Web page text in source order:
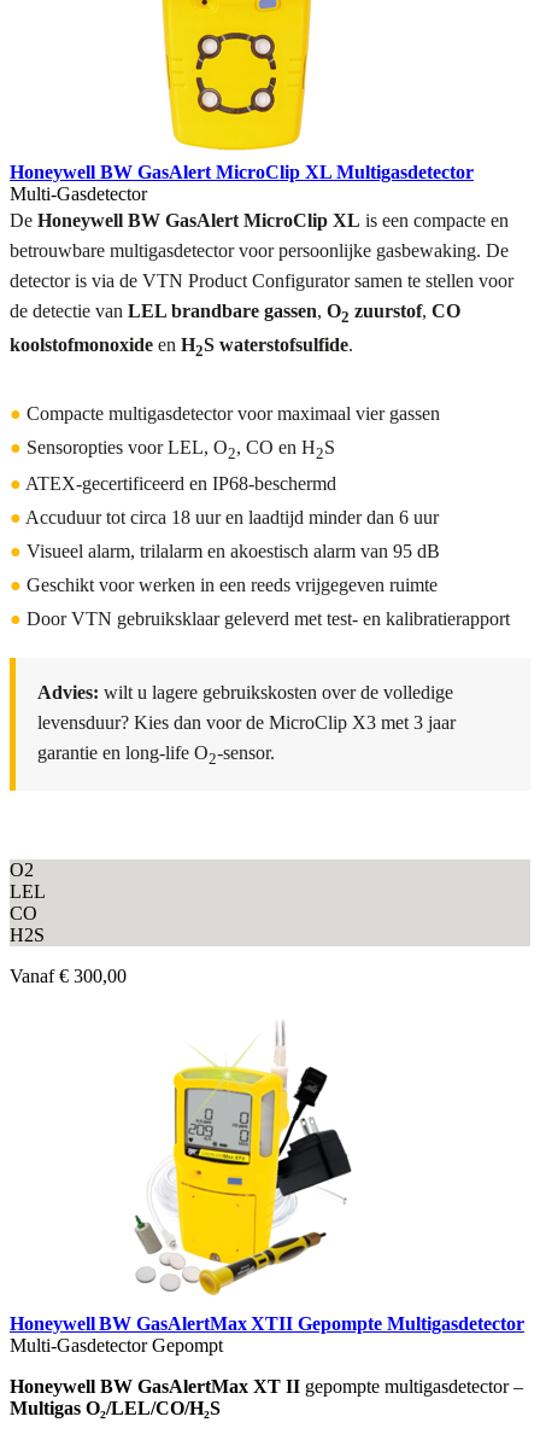
Honeywell BW GasAlert MicroClip XL Multigasdetector
Multi-Gasdetector
De Honeywell BW GasAlert MicroClip XL is een compacte en
betrouwbare multigasdetector voor persoonlijke gasbewaking. De
detector is via de VTN Product Configurator samen te stellen voor
de detectie van LEL brandbare gassen, O2 zuurstof, CO
koolstofmonoxide en H2S waterstofsulfide.
● Compacte multigasdetector voor maximaal vier gassen
● Sensoropties voor LEL, O2, CO en H2S
● ATEX-gecertificeerd en IP68-beschermd
● Accuduur tot circa 18 uur en laadtijd minder dan 6 uur
● Visueel alarm, trilalarm en akoestisch alarm van 95 dB
● Geschikt voor werken in een reeds vrijgegeven ruimte
● Door VTN gebruiksklaar geleverd met test- en kalibratierapport
Advies: wilt u lagere gebruikskosten over de volledige
levensduur? Kies dan voor de MicroClip X3 met 3 jaar
garantie en long-life O2-sensor.
O2
LEL
CO
H2S
Vanaf € 300,00
Honeywell BW GasAlertMax XTII Gepompte Multigasdetector
Multi-Gasdetector Gepompt
Honeywell BW GasAlertMax XT II gepompte multigasdetector –
Multigas O₂/LEL/CO/H₂S